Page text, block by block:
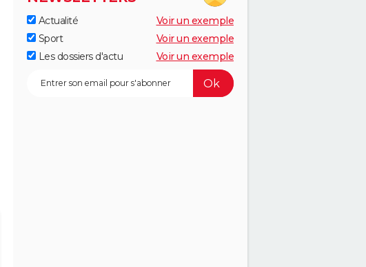
Actualité
Voir un exemple
Sport
Voir un exemple
Les dossiers d'actu
Voir un exemple